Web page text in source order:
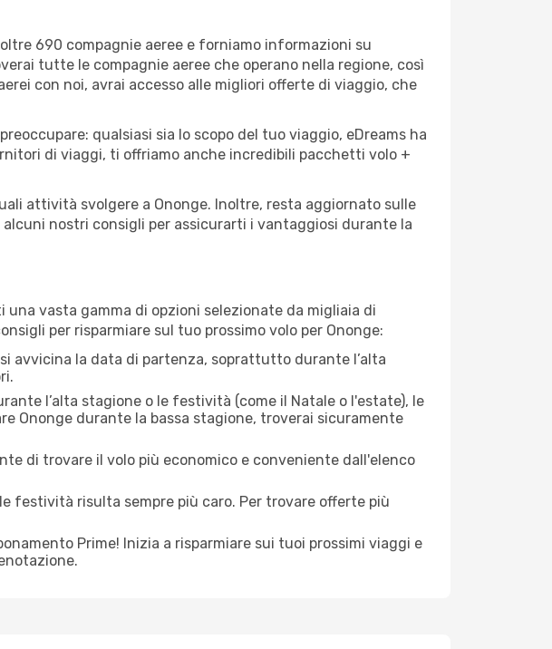
690 compagnie aeree e forniamo informazioni su
tutte le compagnie aeree che operano nella regione, così
con noi, avrai accesso alle migliori offerte di viaggio, che
qualsiasi sia lo scopo del tuo viaggio, eDreams ha
di viaggi, ti offriamo anche incredibili pacchetti volo +
attività svolgere a Ononge. Inoltre, resta aggiornato sulle
nostri consigli per assicurarti i vantaggiosi durante la
vasta gamma di opzioni selezionate da migliaia di
per risparmiare sul tuo prossimo volo per Ononge:
avvicina la data di partenza, soprattutto durante l’alta
l’alta stagione o le festività (come il Natale o l'estate), le
Ononge durante la bassa stagione, troverai sicuramente
di trovare il volo più economico e conveniente dall'elenco
festività risulta sempre più caro. Per trovare offerte più
Prime! Inizia a risparmiare sui tuoi prossimi viaggi e